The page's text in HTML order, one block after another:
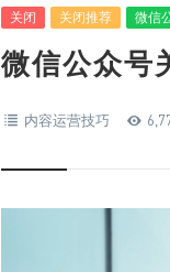
关闭 关闭推荐 微信
微信公众号
内容运营技巧